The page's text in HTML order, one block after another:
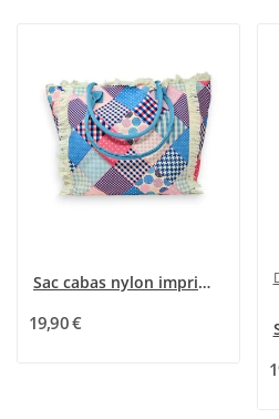
Sac cabas nylon imprimé patchwork rose et bleu
19,90 €